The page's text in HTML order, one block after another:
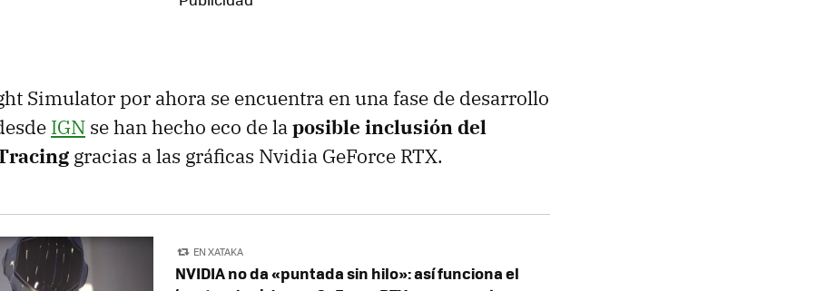
Simulator por ahora se encuentra en una fase de desarrollo
IGN se han hecho eco de laposible inclusión del
gracias a las gráficas Nvidia GeForce RTX.
EN XATAKA
NVIDIA no da «puntada sin hilo»: así funciona el